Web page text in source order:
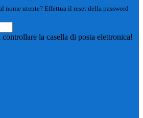
nome utente? Effettua il reset della password
la casella di posta elettronica!